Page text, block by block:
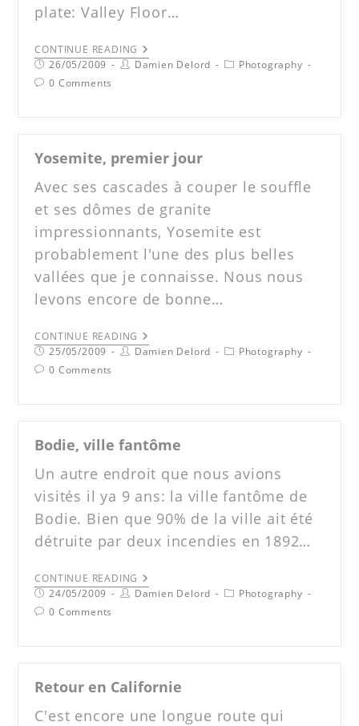
plate: Valley Floor…
CONTINUE READING
26/05/2009
Damien Delord
Photography
0 Comments
Yosemite, premier jour
Avec ses cascades à couper le souffle
et ses dômes de granite
impressionnants, Yosemite est
probablement l'une des plus belles
vallées que je connaisse. Nous nous
levons encore de bonne…
CONTINUE READING
25/05/2009
Damien Delord
Photography
0 Comments
Bodie, ville fantôme
Un autre endroit que nous avions
visités il ya 9 ans: la ville fantôme de
Bodie. Bien que 90% de la ville ait été
détruite par deux incendies en 1892…
CONTINUE READING
24/05/2009
Damien Delord
Photography
0 Comments
Retour en Californie
C'est encore une longue route qui